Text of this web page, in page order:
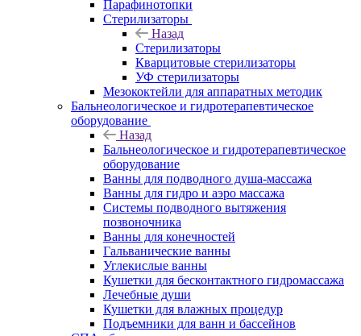
Парафинотопки
Стерилизаторы
Назад
Стерилизаторы
Кварцитовые стерилизаторы
УФ стерилизаторы
Мезококтейли для аппаратных методик
Бальнеологическое и гидротерапевтическое
оборудование
Назад
Бальнеологическое и гидротерапевтическое
оборудование
Ванны для подводного душа-массажа
Ванны для гидро и аэро массажа
Системы подводного вытяжения
позвоночника
Ванны для конечностей
Гальванические ванны
Углекислые ванны
Кушетки для бесконтактного гидромассажа
Лечебные души
Кушетки для влажных процедур
Подъемники для ванн и бассейнов